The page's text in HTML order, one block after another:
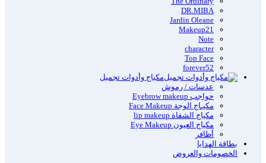
DR.MIBA
Jardin Oleane
Makeup21
Note
character
Top Face
forever52
مكياج وأدوات تجميل
عدسات / رموش
حواجب Eyebrow makeup
مكيـاج الوجة Face Makeup
مكياج الشفاة lip makeup
مكياج العيون Eye Makeup
أظافر
بطاقة الهدايا
الخصومات والعروض